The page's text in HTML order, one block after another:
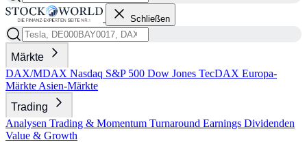
Schließen
Märkte
DAX/MDAX Nasdaq S&P 500 Dow Jones TecDAX Europa-
Märkte Asien-Märkte
Trading
Analysen Trading & Momentum Turnaround Earnings Dividenden
Value & Growth